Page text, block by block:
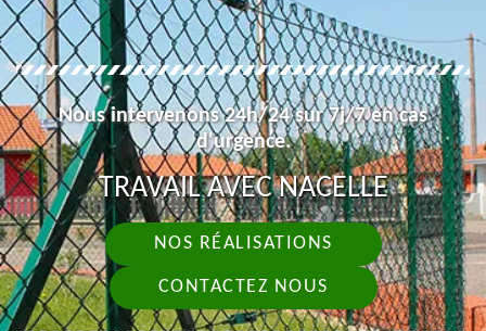
Nous intervenons 24h/24 sur 7j/7 en cas
d'urgence.
TRAVAIL AVEC NACELLE
NOS RÉALISATIONS
CONTACTEZ NOUS